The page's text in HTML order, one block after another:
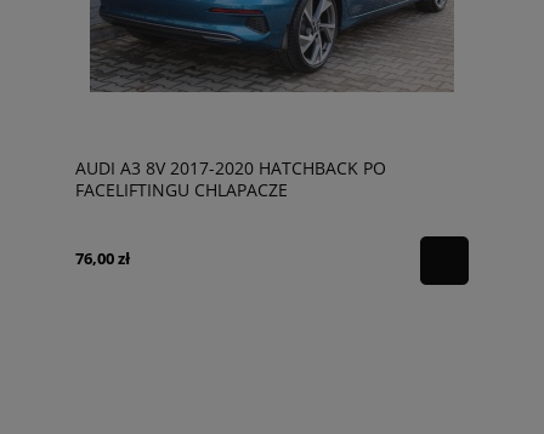
AUDI A3 8V 2017-2020 HATCHBACK PO
FACELIFTINGU CHLAPACZE
76,00 zł